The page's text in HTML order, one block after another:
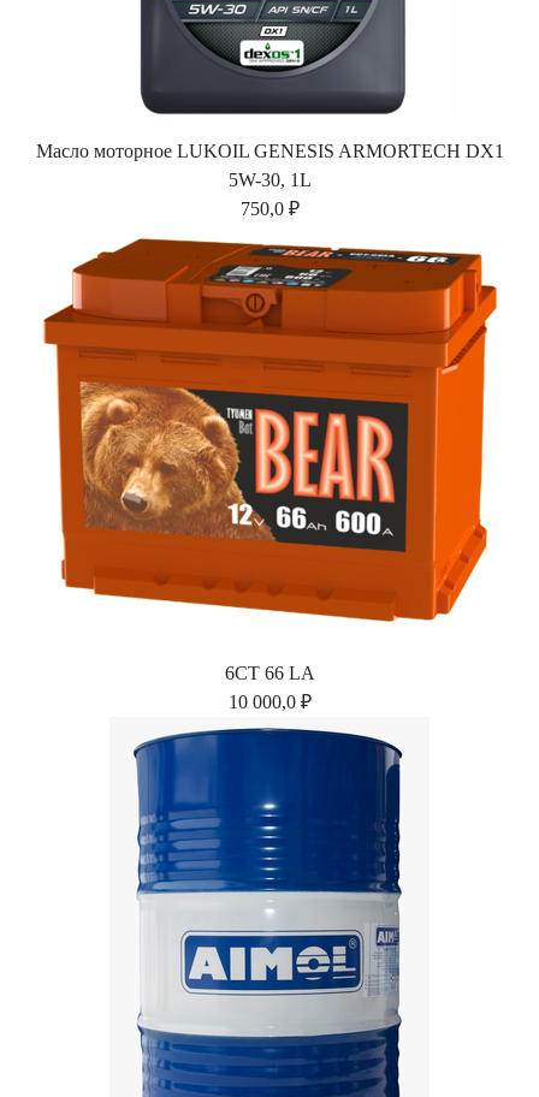
Масло моторное LUKOIL GENESIS ARMORTECH DX1
5W-30, 1L
750,0 ₽
6СТ 66 LA
10 000,0 ₽